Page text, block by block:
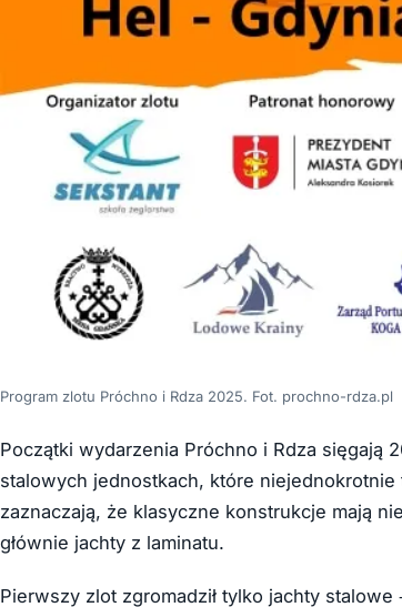
Program zlotu Próchno i Rdza 2025. Fot. prochno-rdza.pl
Początki wydarzenia Próchno i Rdza sięgają
stalowych jednostkach, które
zaznaczają, że klasyczne konstrukcje mają
głównie jachty z laminatu.
Pierwszy zlot zgromadził tylko jachty stalowe